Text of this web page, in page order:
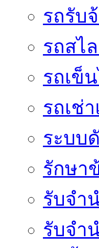
รถรับ
รถสไ
รถเข็
รถเช่
ระบบ
รักษา
รับจำ
รับจํา